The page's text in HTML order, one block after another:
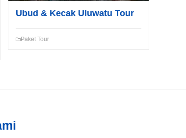
Ubud & Kecak Uluwatu Tour
Paket Tour